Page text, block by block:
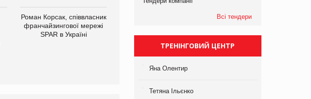
Роман Корсак, співвласник
франчайзингової мережі
SPAR в Україні
департаменту з
виробництва
Яна Сараніна, директор
Всі тендери
ТРЕНІНГОВИЙ ЦЕНТР
Яна Олентир
Тетяна Ільєнко